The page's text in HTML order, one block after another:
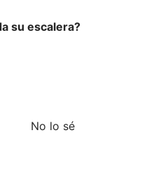
su escalera?
No lo sé